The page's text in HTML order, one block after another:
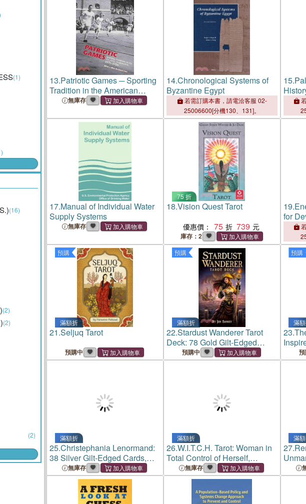
(1)
(16)
(2)
(2)
(2)
13.Patriotic Games ─ Sporting
Tradition in the American
Imagination, 1876-1926
無庫存
14.Chronological Systems of
Byzantine Egypt
若需訂購本書，請電洽客服 02-
25006600[分機130、131]。
15.
17.Manual of Individual Water
Supply Systems
無庫存
75 折
18.Vision Quest Tarot
優惠價： 75 739
庫存：2
19.
for
預購
滿額折
21.Seljuq Tarot
預購中
預購
滿額折
22.Stardust Wanderer Tarot
Deck: 78 Gold Gilt-Edged
Cards, Space Pirate & Mythic
Tarot Adventure, Rider-Waite-
預購中
預購
滿
23.
滿額折
25.Christephania Lenormand:
38 Silver Gilt-Edged Cards,
Vivid Artwork, 108-Page Full-
Color Illustrated Guidebook,
Classic Fortune-Telling &
Intuitive Rea
無庫存
滿額折
26.W.I.T.C.H. Tarot: Woman in
Total Control of Herself,
Feminine Empowerment Tarot
Cards for Witches, Gold Gilt-
Edged Deck, 208-Page
Illustrated Guideboo
無庫存
滿
27.
8082-